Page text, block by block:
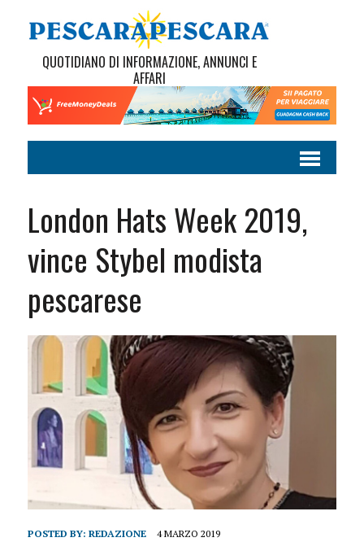
QUOTIDIANO DI INFORMAZIONE, ANNUNCI E
AFFARI
London Hats Week 2019,
vince Stybel modista
pescarese
POSTED BY: REDAZIONE 4 MARZO 2019